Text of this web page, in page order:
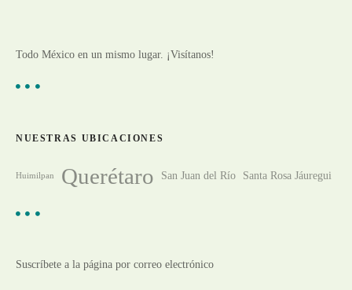
Todo México en un mismo lugar. ¡Visítanos!
NUESTRAS UBICACIONES
Huimilpan Querétaro San Juan del Río Santa Rosa Jáuregui
Suscríbete a la página por correo electrónico